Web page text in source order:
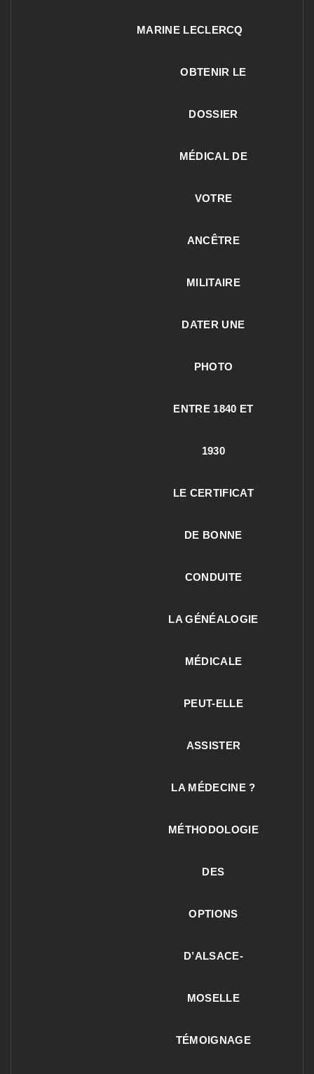
MARINE LECLERCQ
OBTENIR LE
DOSSIER
MÉDICAL DE
VOTRE
ANCÊTRE
MILITAIRE
DATER UNE
PHOTO
ENTRE 1840 ET
1930
LE CERTIFICAT
DE BONNE
CONDUITE
LA GÉNÉALOGIE
MÉDICALE
PEUT-ELLE
ASSISTER
LA MÉDECINE ?
MÉTHODOLOGIE
DES
OPTIONS
D’ALSACE-
MOSELLE
TÉMOIGNAGE